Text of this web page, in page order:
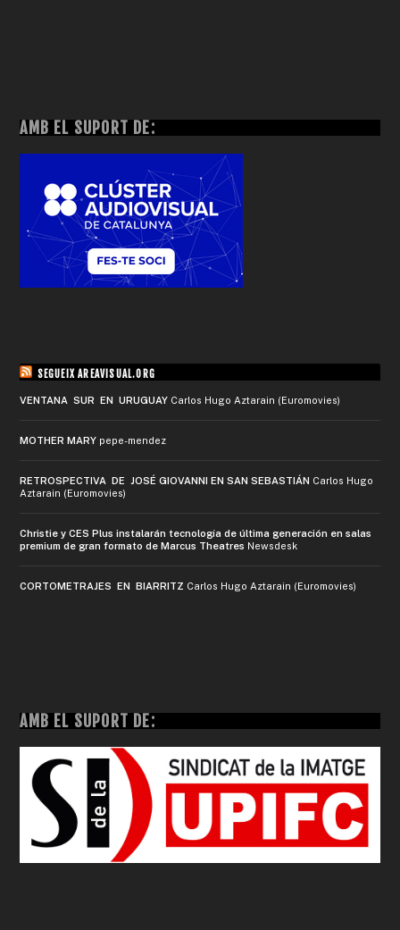
AMB EL SUPORT DE:
SEGUEIX AREAVISUAL.ORG
VENTANA SUR EN URUGUAY Carlos Hugo Aztarain (Euromovies)
MOTHER MARY pepe-mendez
RETROSPECTIVA DE JOSÉ GIOVANNI EN SAN SEBASTIÁN Carlos Hugo
Aztarain (Euromovies)
Christie y CES Plus instalarán tecnología de última generación en salas
premium de gran formato de Marcus Theatres Newsdesk
CORTOMETRAJES EN BIARRITZ Carlos Hugo Aztarain (Euromovies)
AMB EL SUPORT DE: